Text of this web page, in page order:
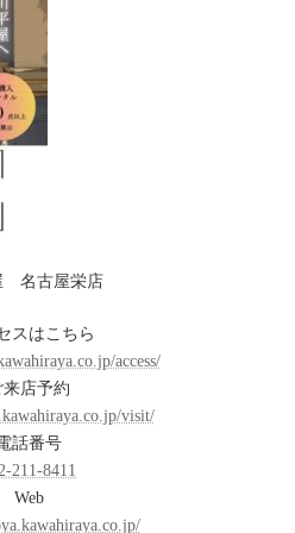
名古屋栄店
スはこちら
access/
来店予約
visit/
話番号
211-8411
Web